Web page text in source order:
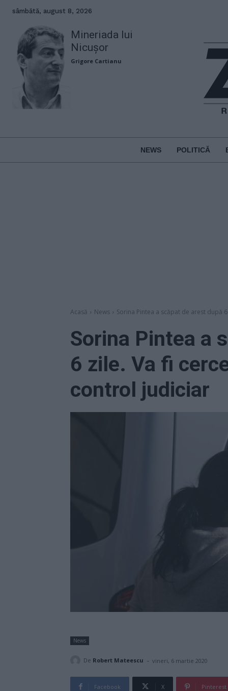
sâmbătă, august 8, 2026
Mineriada lui
Nicușor
Grigore Cartianu
NEWS POLITICĂ
Acasă News Sorina Pintea a scăpat de arest după
Sorina Pintea a
6 zile. Va fi
control judiciar
News
De Robert Mateescu - vineri, 6 martie 2020
Facebook X Pinterest